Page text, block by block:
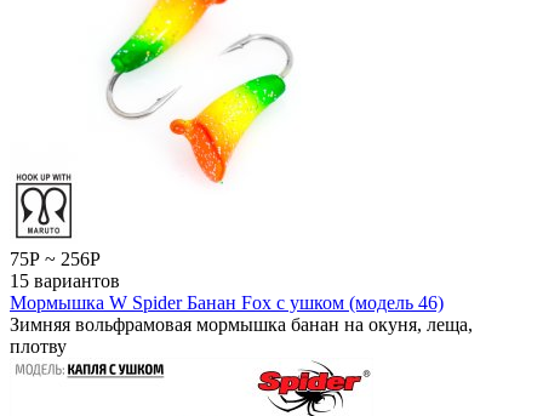
75Р ~ 256Р
15 вариантов
Мормышка W Spider Банан Fox с ушком (модель 46)
Зимняя вольфрамовая мормышка банан на окуня, леща,
плотву